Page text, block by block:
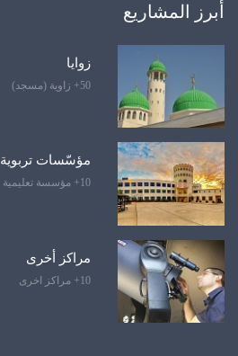
أبرز المشاريع
زوايا
50+ زاوية (مسجد)
مؤسّسات تربوية
10+ مؤسسة تعليمية
مراكز أخرى
10+ مراكز اخرى